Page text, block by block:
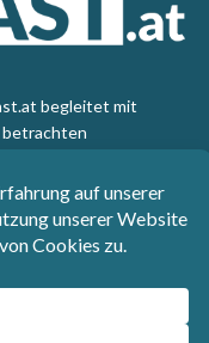
begleitet mit
betrachten
wirft den Blick der
+43 1 40110-